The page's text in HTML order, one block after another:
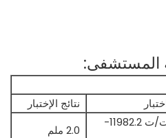
المستشفى:
نتائج الإختبار
جيجابايت/ت 11982.2-
2.0 ملم